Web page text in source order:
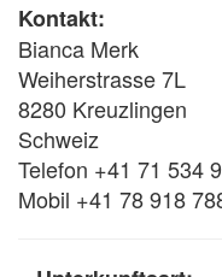
Kontakt:
Bianca Merk
Weiherstrasse 7L
8280 Kreuzlingen
Schweiz
Telefon +41 71 534
Mobil +41 78 918